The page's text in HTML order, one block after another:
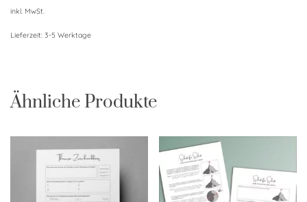
inkl. MwSt.
Lieferzeit: 3-5 Werktage
Ähnliche Produkte